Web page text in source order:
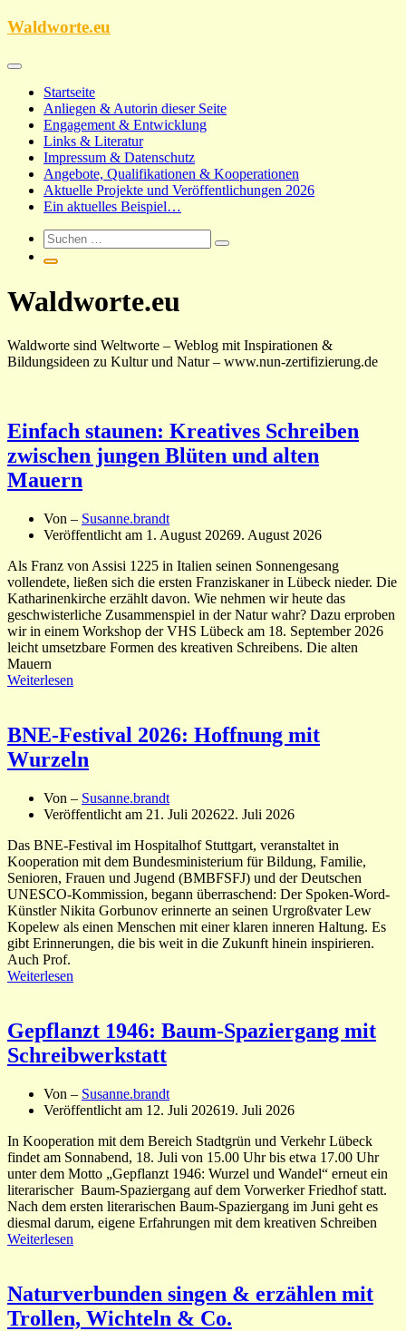
Zum
Waldworte.eu
Startseite
Anliegen & Autorin dieser Seite
Engagement & Entwicklung
Links & Literatur
Impressum & Datenschutz
Angebote, Qualifikationen & Kooperationen
Aktuelle Projekte und Veröffentlichungen 2026
Ein aktuelles Beispiel…
Waldworte.eu
Waldworte sind Weltworte – Weblog mit Inspirationen &
Bildungsideen zu Kultur und Natur – www.nun-zertifizierung.de
Einfach staunen: Kreatives Schreiben
zwischen jungen Blüten und alten
Mauern
Von – Susanne.brandt
Veröffentlicht am 1. August 20269. August 2026
Als Franz von Assisi 1225 in Italien seinen Sonnengesang
vollendete, ließen sich die ersten Franziskaner in Lübeck nieder. Die
Katharinenkirche erzählt davon. Wie nehmen wir heute das
geschwisterliche Zusammenspiel in der Natur wahr? Dazu erproben
wir in einem Workshop der VHS Lübeck am 18. September 2026
leicht umsetzbare Formen des kreativen Schreibens. Die alten
Mauern
Weiterlesen
BNE-Festival 2026: Hoffnung mit
Wurzeln
Von – Susanne.brandt
Veröffentlicht am 21. Juli 202622. Juli 2026
Das BNE-Festival im Hospitalhof Stuttgart, veranstaltet in
Kooperation mit dem Bundesministerium für Bildung, Familie,
Senioren, Frauen und Jugend (BMBFSFJ) und der Deutschen
UNESCO-Kommission, begann überraschend: Der Spoken-Word-
Künstler Nikita Gorbunov erinnerte an seinen Urgroßvater Lew
Kopelew als einen Menschen mit einer klaren inneren Haltung. Es
gibt Erinnerungen, die bis weit in die Zukunft hinein inspirieren.
Auch Prof.
Weiterlesen
Gepflanzt 1946: Baum-Spaziergang mit
Schreibwerkstatt
Von – Susanne.brandt
Veröffentlicht am 12. Juli 202619. Juli 2026
In Kooperation mit dem Bereich Stadtgrün und Verkehr Lübeck
findet am Sonnabend, 18. Juli von 15.00 Uhr bis etwa 17.00 Uhr
unter dem Motto „Gepflanzt 1946: Wurzel und Wandel“ erneut ein
literarischer Baum-Spaziergang auf dem Vorwerker Friedhof statt.
Nach dem ersten literarischen Baum-Spaziergang im Juni geht es
diesmal darum, eigene Erfahrungen mit dem kreativen Schreiben
Weiterlesen
Naturverbunden singen & erzählen mit
Trollen, Wichteln & Co.